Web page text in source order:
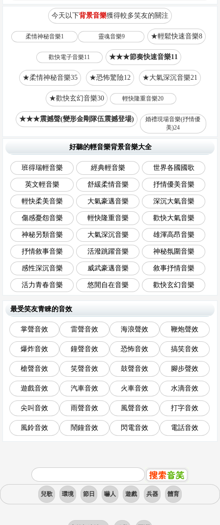
今天以下背景音樂獲得較多笑友的關注
柔情神秘音樂1 靈魂音樂9 ★輕鬆快速音樂8
歡快電子音樂11 ★★★節奏快速音樂11
★柔情神秘音樂35 ★恐怖驚險12 ★大氣深沉音樂21
★歡快玄幻音樂30 輕快隆重音樂20
★★★震撼聲(變形金剛隊伍震撼登場)
婚禮現場音樂(抒情優
美)24
好聽的輕音樂背景音樂大全
班得瑞輕音樂 經典輕音樂 世界各國國歌
英文輕音樂 舒緩柔情音樂 抒情優美音樂
輕快柔美音樂 大氣豪邁音樂 深沉大氣音樂
傷感憂怨音樂 輕快隆重音樂 歡快大氣音樂
神秘另類音樂 大氣深沉音樂 雄渾高昂音樂
抒情敘事音樂 活潑跳躍音樂 神秘氛圍音樂
感性深沉音樂 威武豪邁音樂 敘事抒情音樂
活力青春音樂 悠閒自在音樂 歡快玄幻音樂
最受笑友青睞的音效
掌聲音效 雷聲音效 海浪聲效 鞭炮聲效
爆炸音效 鐘聲音效 恐怖音效 搞笑音效
槍聲音效 笑聲音效 鼓聲音效 腳步聲效
遊戲音效 汽車音效 火車音效 水滴音效
尖叫音效 雨聲音效 風聲音效 打字音效
風鈴音效 鬧鐘音效 閃電音效 電話音效
兒歌 環境 節日 嚇人 遊戲 兵器 體育